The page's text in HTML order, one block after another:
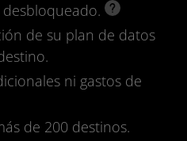
de su plan de datos
ni gastos de
de 200 destinos.